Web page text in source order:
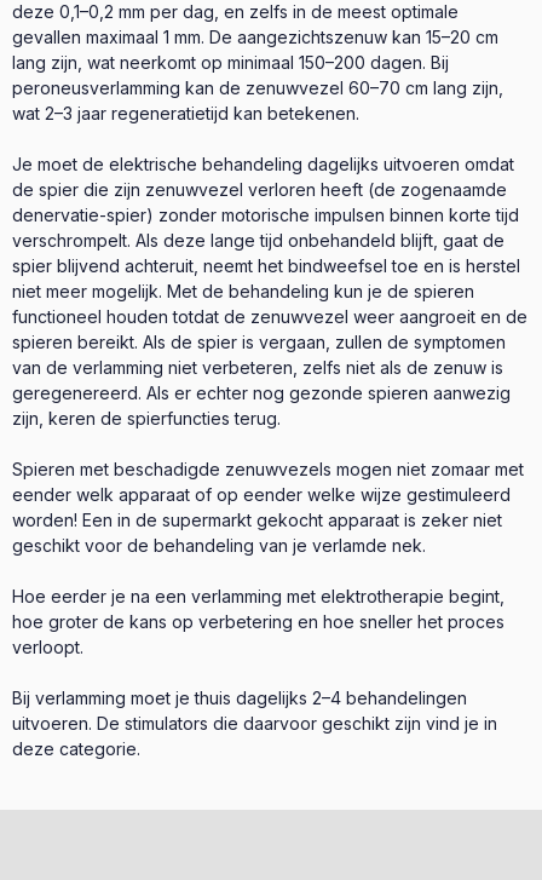
deze 0,1–0,2 mm per dag, en zelfs in de meest optimale
gevallen maximaal 1 mm. De aangezichtszenuw kan 15–20 cm
lang zijn, wat neerkomt op minimaal 150–200 dagen. Bij
peroneusverlamming kan de zenuwvezel 60–70 cm lang zijn,
wat 2–3 jaar regeneratietijd kan betekenen.
Je moet de elektrische behandeling dagelijks uitvoeren omdat
de spier die zijn zenuwvezel verloren heeft (de zogenaamde
denervatie-spier) zonder motorische impulsen binnen korte tijd
verschrompelt. Als deze lange tijd onbehandeld blijft, gaat de
spier blijvend achteruit, neemt het bindweefsel toe en is herstel
niet meer mogelijk. Met de behandeling kun je de spieren
functioneel houden totdat de zenuwvezel weer aangroeit en de
spieren bereikt. Als de spier is vergaan, zullen de symptomen
van de verlamming niet verbeteren, zelfs niet als de zenuw is
geregenereerd. Als er echter nog gezonde spieren aanwezig
zijn, keren de spierfuncties terug.
Spieren met beschadigde zenuwvezels mogen niet zomaar met
eender welk apparaat of op eender welke wijze gestimuleerd
worden! Een in de supermarkt gekocht apparaat is zeker niet
geschikt voor de behandeling van je verlamde nek.
Hoe eerder je na een verlamming met elektrotherapie begint,
hoe groter de kans op verbetering en hoe sneller het proces
verloopt.
Bij verlamming moet je thuis dagelijks 2–4 behandelingen
uitvoeren. De stimulators die daarvoor geschikt zijn vind je in
deze categorie.